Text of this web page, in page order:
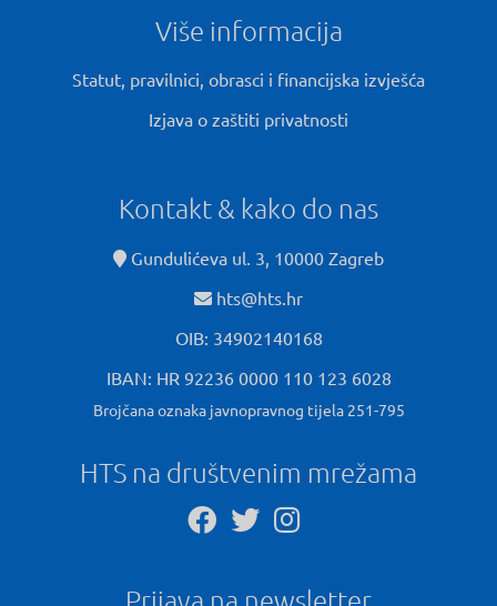
Više informacija
Statut, pravilnici, obrasci i financijska izvješća
Izjava o zaštiti privatnosti
Kontakt & kako do nas
Gundulićeva ul. 3, 10000 Zagreb
hts@hts.hr
OIB: 34902140168
IBAN: HR 92236 0000 110 123 6028
Brojčana oznaka javnopravnog tijela 251-795
HTS na društvenim mrežama
Prijava na newsletter